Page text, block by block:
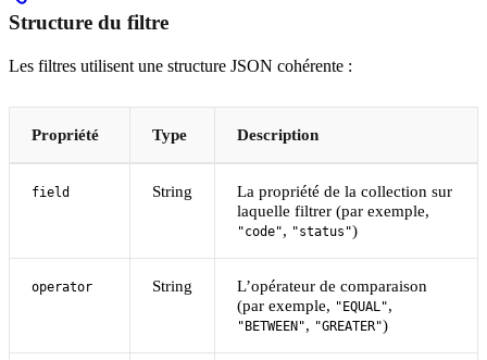
Structure du filtre
Les filtres utilisent une structure JSON cohérente :
Propriété Type Description
field String
La propriété de la collection sur
laquelle filtrer (par exemple,
"code", "status")
operator String
L’opérateur de comparaison
(par exemple, "EQUAL",
"BETWEEN", "GREATER")